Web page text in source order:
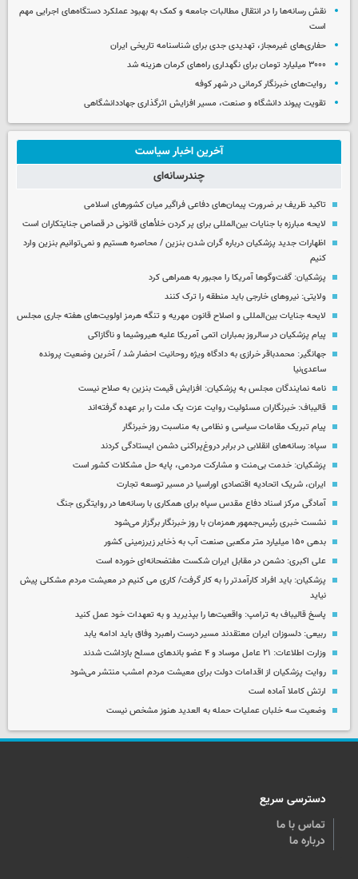
نقش رسانه‌ها را در انتقال مطالبات جامعه و کمک به بهبود عملکرد دستگاه‌های اجرایی مهم
است
حفاری‌های غیرمجاز، تهدیدی جدی برای شناسنامه تاریخی ایران
۳۰۰۰ میلیارد تومان برای نگهداری راه‌های کرمان هزینه شد
روایت‌های خبرنگار کرمانی در شهر کوفه
تقویت پیوند دانشگاه و صنعت، مسیر افزایش اثرگذاری جهاددانشگاهی
آخرین اخبار سیاست
چندرسانه‌ای
تاکید ظریف بر ضرورت پیمان‌های دفاعی فراگیر میان کشورهای اسلامی
لایحه مبارزه با جنایات بین‌المللی برای پر کردن خلأهای قانونی در قصاص جنایتکاران است
اظهارات جدید پزشکیان درباره گران شدن بنزین / محاصره هستیم و نمی‌توانیم بنزین وارد
کنیم
پزشکیان: گفت‌وگوها آمریکا را مجبور به همراهی کرد
ولایتی: نیروهای خارجی باید منطقه را ترک کنند
لایحه جنایات بین‌المللی و اصلاح قانون مهریه و تنگه هرمز اولویت‌های هفته جاری مجلس
پیام پزشکیان در سالروز بمباران اتمی آمریکا علیه هیروشیما و ناگازاکی
جهانگیر: محمدباقر خرازی به دادگاه ویژه روحانیت احضار شد / آخرین وضعیت پرونده
ساعدی‌نیا
نامه نمایندگان مجلس به پزشکیان: افزایش قیمت بنزین به صلاح نیست
قالیباف: خبرنگاران مسئولیت روایت عزت یک ملت را بر عهده گرفته‌اند
پیام تبریک مقامات سیاسی و نظامی به مناسبت روز خبرنگار
سپاه: رسانه‌های انقلابی در برابر دروغ‌پراکنی دشمن ایستادگی کردند
پزشکیان: خدمت بی‌منت و مشارکت مردمی، پایه حل مشکلات کشور است
ایران، شریک اتحادیه اقتصادی اوراسیا در مسیر توسعه تجارت
آمادگی مرکز اسناد دفاع مقدس سپاه برای همکاری با رسانه‌ها در روایتگری جنگ
نشست خبری رئیس‌جمهور همزمان با روز خبرنگار برگزار می‌شود
بدهی ۱۵۰ میلیارد متر مکعبی صنعت آب به ذخایر زیرزمینی کشور
علی اکبری: دشمن در مقابل ایران شکست مفتضحانه‌ای خورده است
پزشکیان: باید افراد کارآمدتر را به کار گرفت/ کاری می کنیم در معیشت مردم مشکلی پیش
نیاید
پاسخ قالیباف به ترامپ: واقعیت‌ها را بپذیرید و به تعهدات خود عمل کنید
ربیعی: دلسوزان ایران معتقدند مسیر درست راهبرد وفاق باید ادامه یابد
وزارت اطلاعات: ۲۱ عامل موساد و ۴ عضو باندهای مسلح بازداشت شدند
روایت پزشکیان از اقدامات دولت برای معیشت مردم امشب منتشر می‌شود
ارتش کاملا آماده است
وضعیت سه خلبان عملیات حمله به العدید هنوز مشخص نیست
دسترسی سریع
تماس با ما
درباره ما